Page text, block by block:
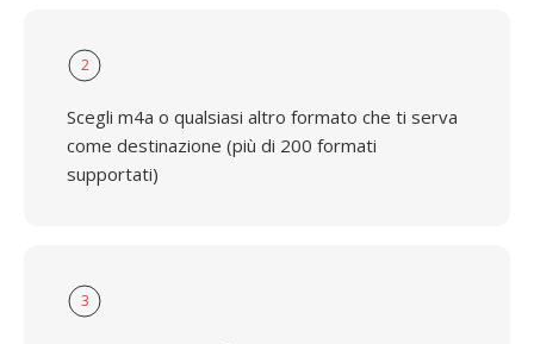
2
Scegli m4a o qualsiasi altro formato che ti serva
come destinazione (più di 200 formati
supportati)
3